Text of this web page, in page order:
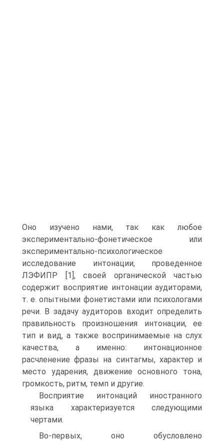
Оно изучено нами, так как любое
экспериментально-фонетическое или
экспериментально-психологическое
исследование интонации, проведенное
ЛЭФИПР [1], своей органической частью
содержит восприятие интонации аудиторами,
т. е. опытными фонетистами или психологами
речи. В задачу аудиторов входит определить
правильность произношения интонации, ее
тип и вид, а также воспринимаемые на слух
качества, а именно: интонационное
расчленение фразы на синтагмы, характер и
место ударения, движение основного тона,
громкость, ритм, темп и другие.
Восприятие интонаций иностранного
языка характеризуется следующими
чертами.
Во-первых, оно обусловлено